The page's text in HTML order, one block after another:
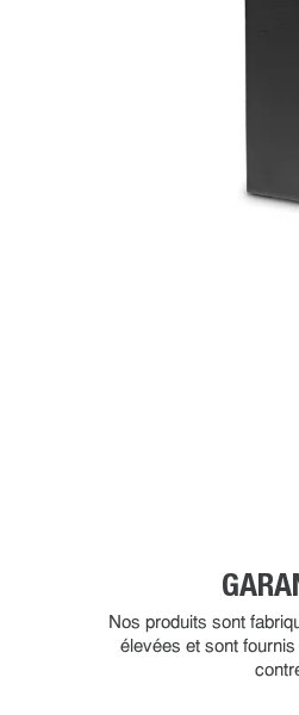
Nos produits sont
élevées et sont